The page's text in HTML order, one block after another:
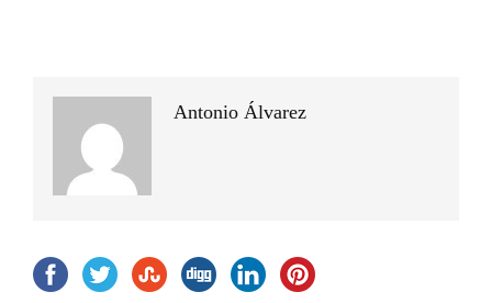
Antonio Álvarez